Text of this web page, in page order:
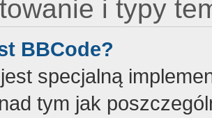
i typy
BBCode?
specjalną
tym jak